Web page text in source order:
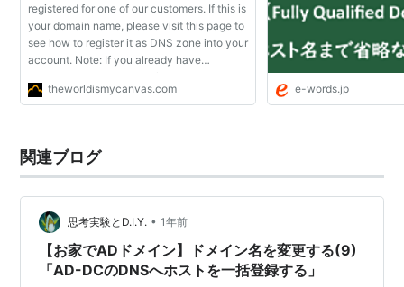
registered for one of our customers. If this is
your domain name, please visit this page to
see how to register it as DNS zone into your
account. Note: If you already have
name, please wait for DNS propagation.
theworldismycanvas.com e-words.jp
関連ブログ
思考実験とD.I.Y. • 1年前
【お家でADドメイン】ドメイン名を変更する(9)
「AD-DCのDNSへホストを一括登録する」